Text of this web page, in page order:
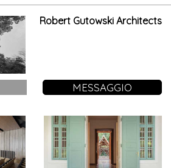
Robert Gutowski Architects
MESSAGGIO